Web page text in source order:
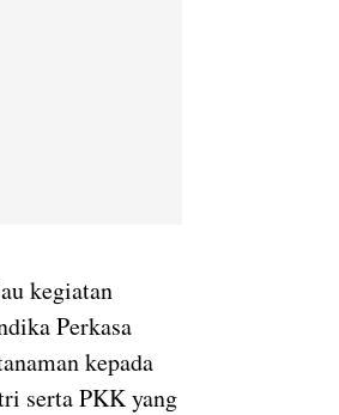
kegiatan
Perkasa
kepada
serta PKK yang